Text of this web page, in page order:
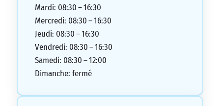
Mardi: 08:30 – 16:30
Mercredi: 08:30 – 16:30
Jeudi: 08:30 – 16:30
Vendredi: 08:30 – 16:30
Samedi: 08:30 – 12:00
Dimanche: fermé